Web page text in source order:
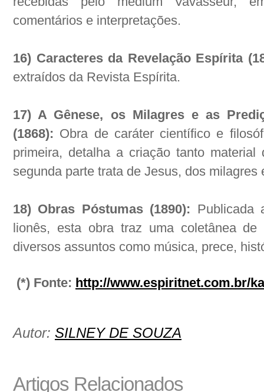
comentários e interpretações.
16) Caracteres da Revelação Espírita
extraídos da Revista Espírita.
17) A Gênese, os Milagres e as
(1868): Obra de caráter científico e
primeira, detalha a criação tanto
segunda parte trata de Jesus, dos milagres
18) Obras Póstumas (1890): Publicada
lionês, esta obra traz uma coletânea
diversos assuntos como música, prece,
(*) Fonte: http://www.espiritnet.com.br/
Autor: SILNEY DE SOUZA
Artigos Relacionados